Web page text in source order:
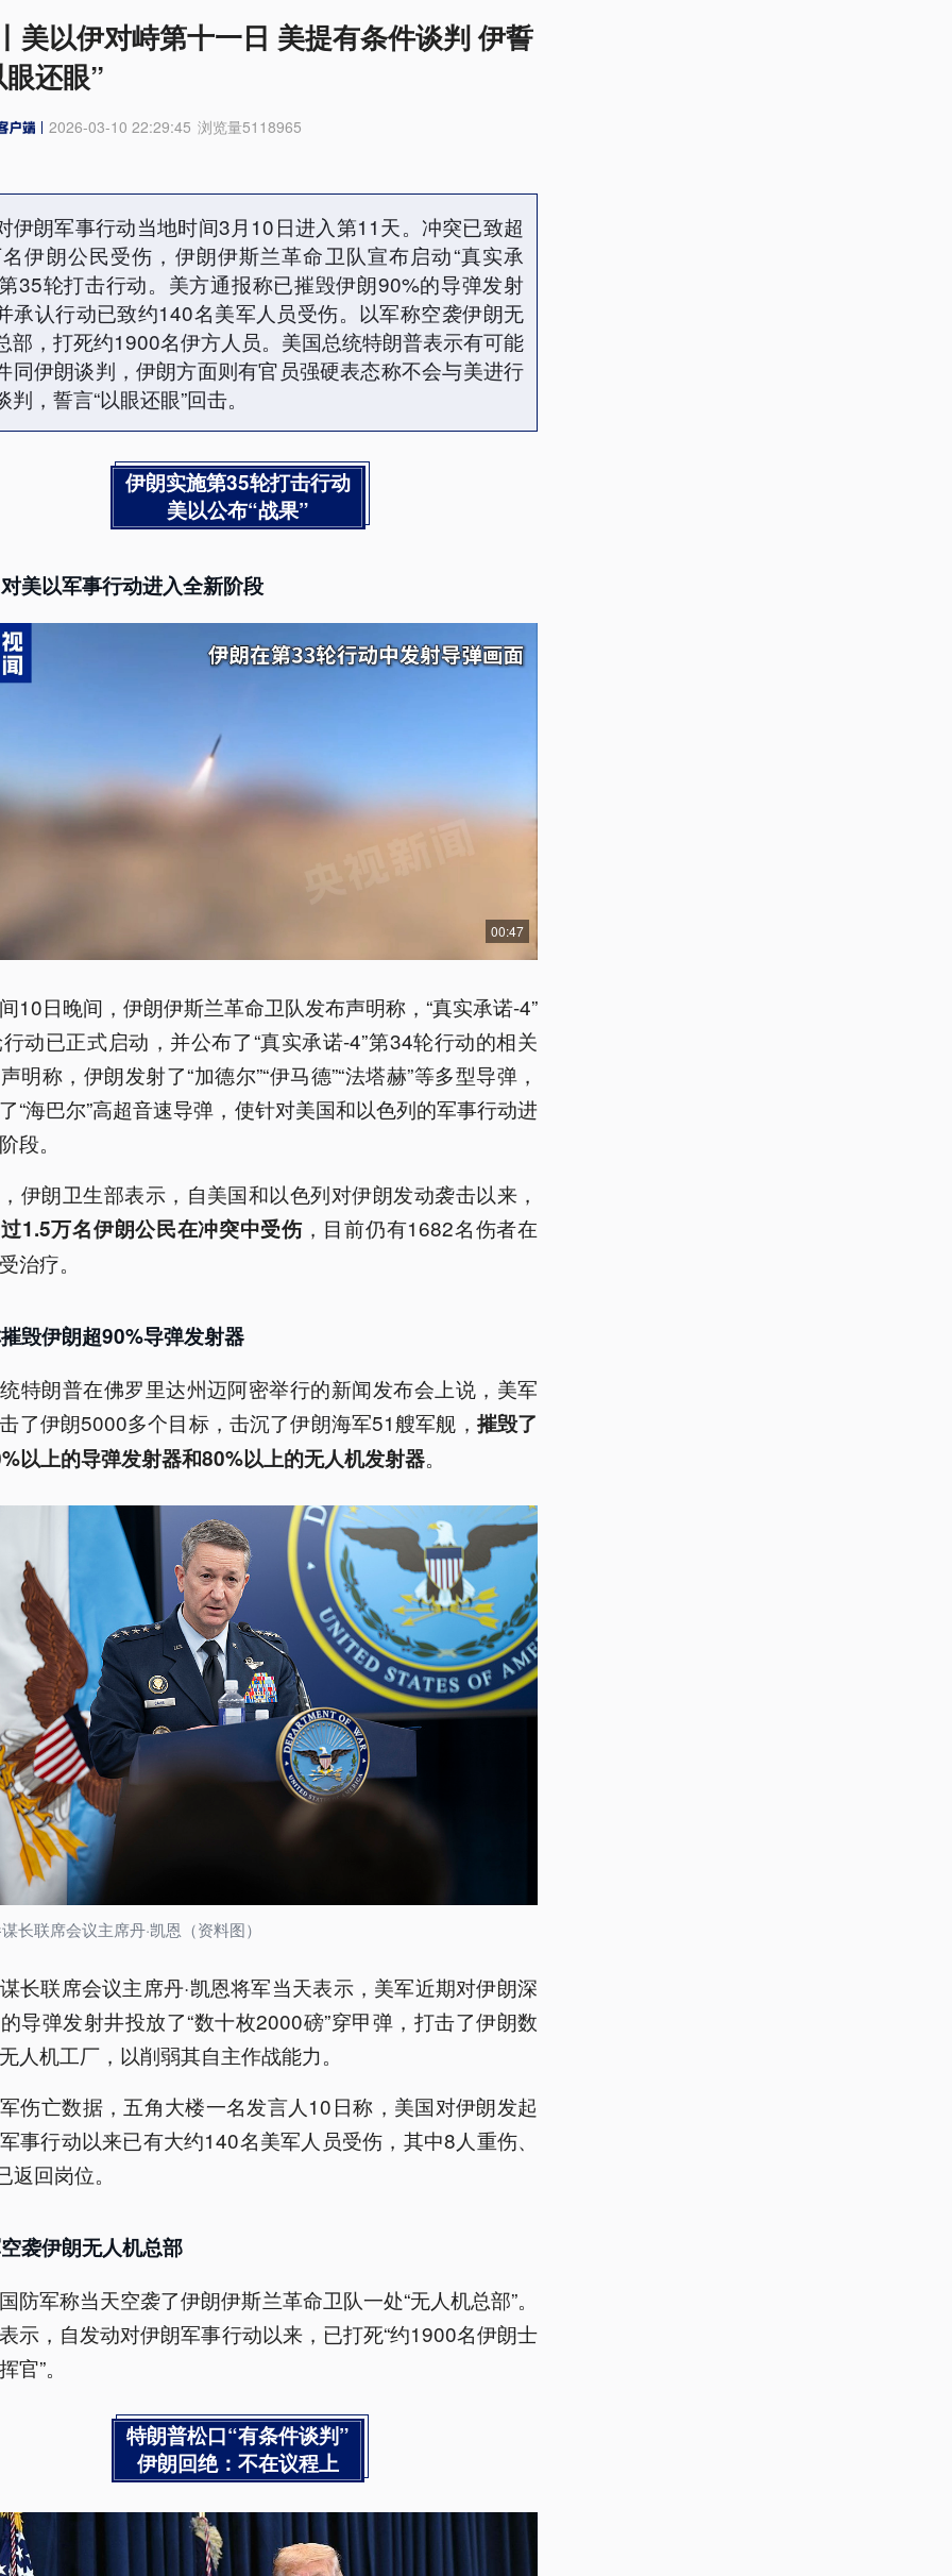
美以伊对峙第十一日 美提有条件谈判 伊誓
还眼”
2026-03-10 22:29:45 浏览量5118965
伊朗军事行动当地时间3月10日进入第11天。冲突已致超
伊朗公民受伤，伊朗伊斯兰革命卫队宣布启动“真实承
35轮打击行动。美方通报称已摧毁伊朗90%的导弹发射
承认行动已致约140名美军人员受伤。以军称空袭伊朗无
部，打死约1900名伊方人员。美国总统特朗普表示有可能
同伊朗谈判，伊朗方面则有官员强硬表态称不会与美进行
判，誓言“以眼还眼”回击。
伊朗实施第35轮打击行动
美以公布“战果”
美以军事行动进入全新阶段
00:47
10日晚间，伊朗伊斯兰革命卫队发布声明称，“真实承诺-4”
动已正式启动，并公布了“真实承诺-4”第34轮行动的相关
明称，伊朗发射了“加德尔”“伊马德”“法塔赫”等多型导弹，
“海巴尔”高超音速导弹，使针对美国和以色列的军事行动进
段。
伊朗卫生部表示，自美国和以色列对伊朗发动袭击以来，
1.5万名伊朗公民在冲突中受伤，目前仍有1682名伤者在
治疗。
毁伊朗超90%导弹发射器
特朗普在佛罗里达州迈阿密举行的新闻发布会上说，美军
了伊朗5000多个目标，击沉了伊朗海军51艘军舰， 摧毁了
以上的导弹发射器和80%以上的无人机发射器。
长联席会议主席丹·凯恩（资料图）
长联席会议主席丹·凯恩将军当天表示，美军近期对伊朗深
导弹发射井投放了“数十枚2000磅”穿甲弹，打击了伊朗数
人机工厂，以削弱其自主作战能力。
伤亡数据，五角大楼一名发言人10日称，美国对伊朗发起
事行动以来已有大约140名美军人员受伤，其中8人重伤、
返回岗位。
袭伊朗无人机总部
防军称当天空袭了伊朗伊斯兰革命卫队一处“无人机总部”。
示，自发动对伊朗军事行动以来，已打死“约1900名伊朗士
官”。
特朗普松口“有条件谈判”
伊朗回绝：不在议程上